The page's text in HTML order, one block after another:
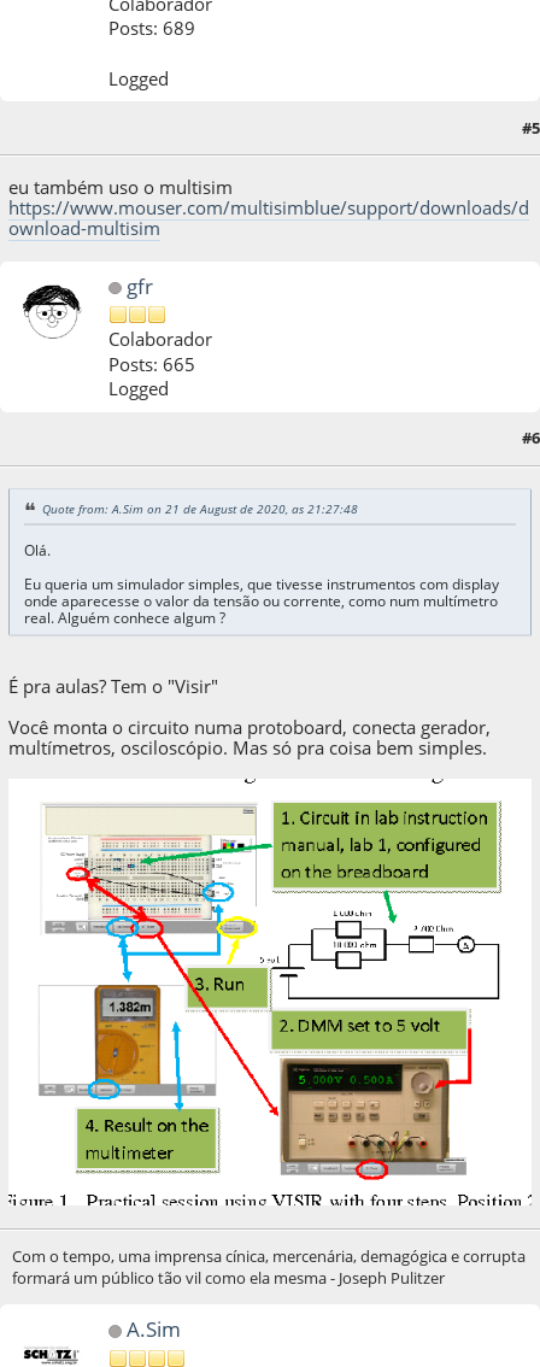
Posts: 689
Logged
#5
eu também uso o multisim
https://www.mouser.com/multisimblue/support/downloads/d
ownload-multisim
gfr
Colaborador
Posts: 665
Logged
#6
Quote from: A.Sim on 21 de August de 2020, as 21:27:48
Olá.
Eu queria um simulador simples, que tivesse instrumentos com display
onde aparecesse o valor da tensão ou corrente, como num multímetro
real. Alguém conhece algum ?
É pra aulas? Tem o "Visir"
Você monta o circuito numa protoboard, conecta gerador,
multímetros, osciloscópio. Mas só pra coisa bem simples.
Com o tempo, uma imprensa cínica, mercenária, demagógica e corrupta
formará um público tão vil como ela mesma - Joseph Pulitzer
A.Sim